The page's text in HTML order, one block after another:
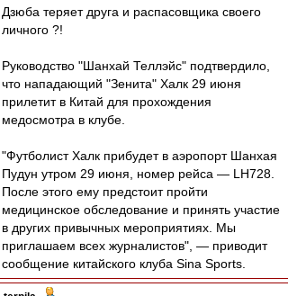
Дзюба теряет друга и распасовщика своего
личного ?!
Руководство "Шанхай Теллэйс" подтвердило,
что нападающий "Зенита" Халк 29 июня
прилетит в Китай для прохождения
медосмотра в клубе.
"Футболист Халк прибудет в аэропорт Шанхая
Пудун утром 29 июня, номер рейса — LH728.
После этого ему предстоит пройти
медицинское обследование и принять участие
в других привычных мероприятиях. Мы
приглашаем всех журналистов", — приводит
сообщение китайского клуба Sina Sports.